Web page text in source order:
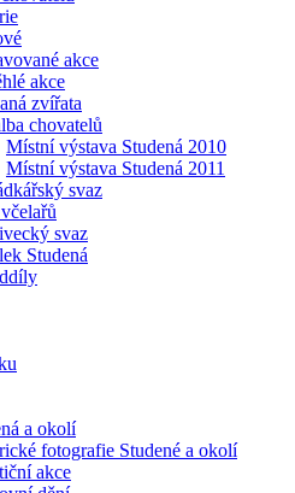
akce
akce
zvířata
chovatelů
Místní výstava Studená 2010
Místní výstava Studená 2011
svaz
svaz
Studená
a okolí
fotografie Studené a okolí
akce